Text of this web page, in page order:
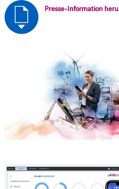
Presse-Information